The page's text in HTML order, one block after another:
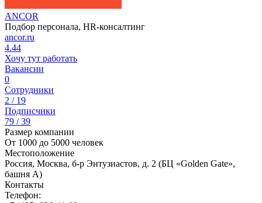
ANCOR
Подбор персонала, HR-консалтинг
ancor.ru
4.44
Хочу тут работать
Вакансии
0
Сотрудники
2 / 19
Подписчики
79 / 39
Размер компании
От 1000 до 5000 человек
Местоположение
Россия, Москва, б-р Энтузиастов, д. 2 (БЦ «Golden Gate»,
башня А)
Контакты
Телефон: